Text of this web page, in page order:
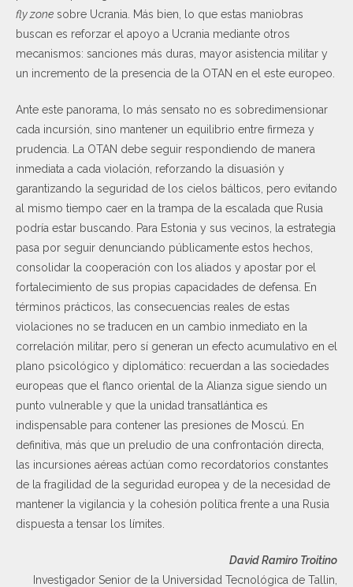
fly zone sobre Ucrania. Más bien, lo que estas maniobras
buscan es reforzar el apoyo a Ucrania mediante otros
mecanismos: sanciones más duras, mayor asistencia militar y
un incremento de la presencia de la OTAN en el este europeo.
Ante este panorama, lo más sensato no es sobredimensionar
cada incursión, sino mantener un equilibrio entre firmeza y
prudencia. La OTAN debe seguir respondiendo de manera
inmediata a cada violación, reforzando la disuasión y
garantizando la seguridad de los cielos bálticos, pero evitando
al mismo tiempo caer en la trampa de la escalada que Rusia
podría estar buscando. Para Estonia y sus vecinos, la estrategia
pasa por seguir denunciando públicamente estos hechos,
consolidar la cooperación con los aliados y apostar por el
fortalecimiento de sus propias capacidades de defensa. En
términos prácticos, las consecuencias reales de estas
violaciones no se traducen en un cambio inmediato en la
correlación militar, pero sí generan un efecto acumulativo en el
plano psicológico y diplomático: recuerdan a las sociedades
europeas que el flanco oriental de la Alianza sigue siendo un
punto vulnerable y que la unidad transatlántica es
indispensable para contener las presiones de Moscú. En
definitiva, más que un preludio de una confrontación directa,
las incursiones aéreas actúan como recordatorios constantes
de la fragilidad de la seguridad europea y de la necesidad de
mantener la vigilancia y la cohesión política frente a una Rusia
dispuesta a tensar los límites.
David Ramiro Troitino
Investigador Senior de la Universidad Tecnológica de Tallin,